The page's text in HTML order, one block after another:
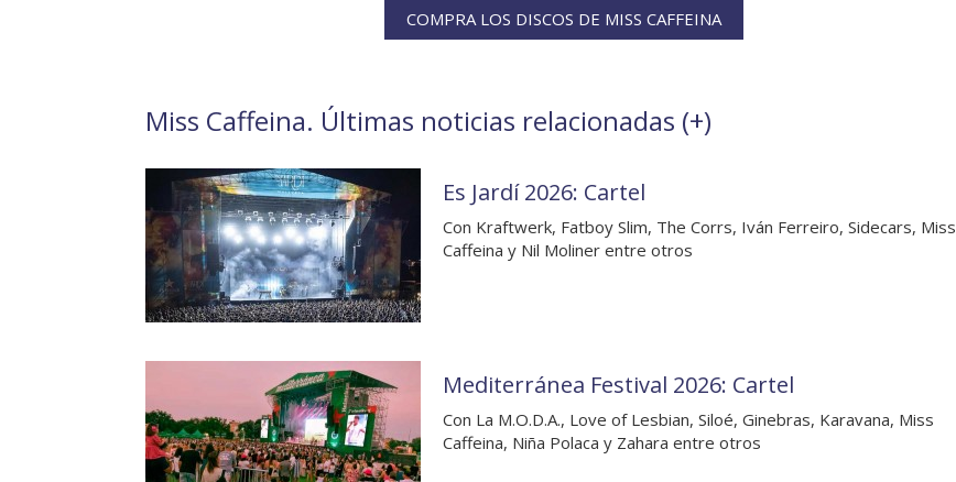
COMPRA LOS DISCOS DE MISS CAFFEINA
Miss Caffeina. Últimas noticias relacionadas (+)
Es Jardí 2026: Cartel
Con Kraftwerk, Fatboy Slim, The Corrs, Iván Ferreiro, Sidecars, Miss
Caffeina y Nil Moliner entre otros
Mediterránea Festival 2026: Cartel
Con La M.O.D.A., Love of Lesbian, Siloé, Ginebras, Karavana, Miss
Caffeina, Niña Polaca y Zahara entre otros